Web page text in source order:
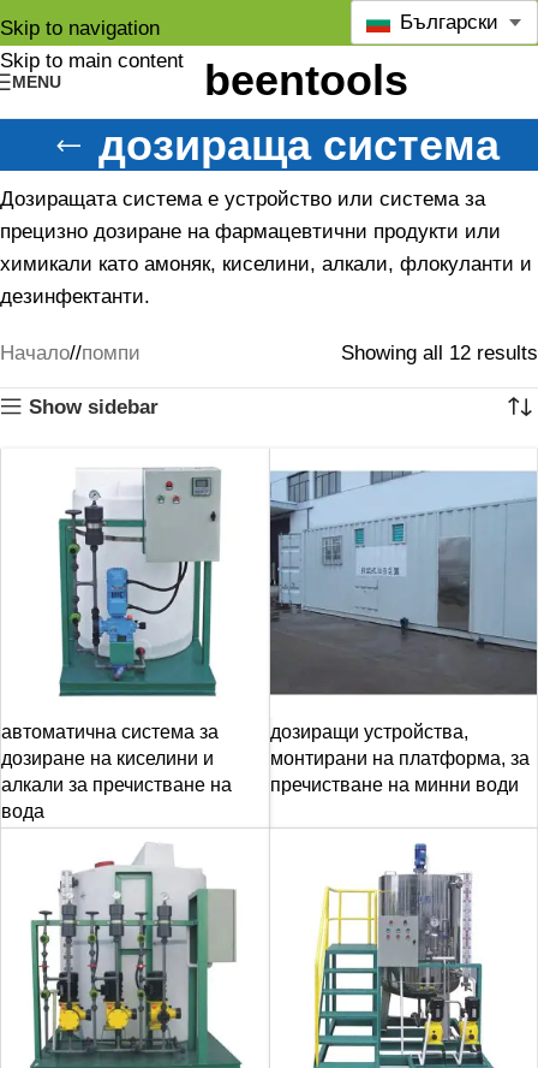
Skip to navigation
Skip to main content
MENU
Български
дозираща система
Дозиращата система е устройство или система за
прецизно дозиране на фармацевтични продукти или
химикали като амоняк, киселини, алкали, флокуланти и
дезинфектанти.
Начало/ помпи Showing all 12 results
Show sidebar
автоматична система за
дозиране на киселини и
алкали за пречистване на
вода
дозиращи устройства,
монтирани на платформа, за
пречистване на минни води